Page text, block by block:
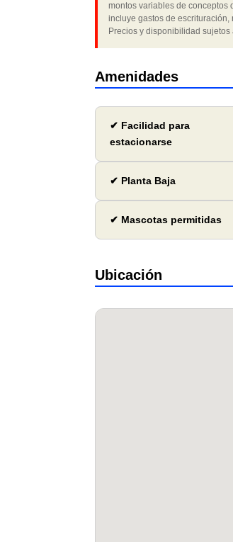
montos variables de conceptos
incluye gastos de
Precios y disponibilidad
Amenidades
✔ Facilidad para
estacionarse
✔ Planta Baja
✔ Mascotas permitidas
Ubicación